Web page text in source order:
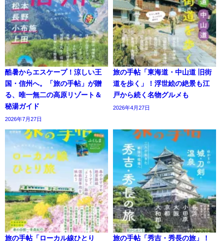
酷暑からエスケープ！涼しい王
国・信州へ。「旅の手帖」が贈
る、唯一無二の高原リゾート＆
秘湯ガイド
2026年7月27日
旅の手帖「東海道・中山道 旧街
道を歩く」！浮世絵の絶景も江
戸から続く名物グルメも
2026年4月27日
旅の手帖「ローカル線ひとり
旅の手帖「秀吉・秀長の旅」！